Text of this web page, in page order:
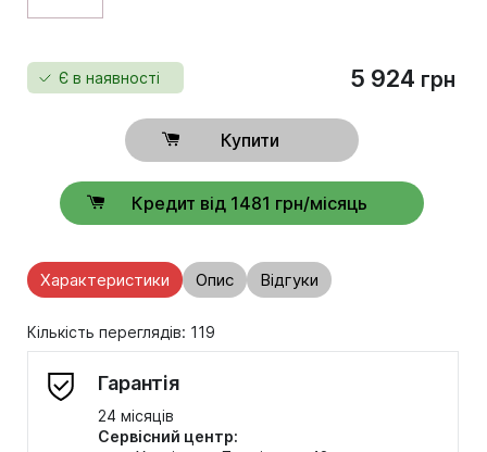
Є в наявності 5 924 грн
Купити
Кредит від 1481 грн/місяць
Характеристики Опис Відгуки
Кількість переглядів: 119
Гарантія
24 місяців
Сервісний центр: